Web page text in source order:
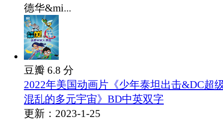
德华&mi...
豆瓣 6.8 分
2022年美国动画片《少年泰坦出击&DC超
混乱的多元宇宙》BD中英双字
更新：2023-1-25